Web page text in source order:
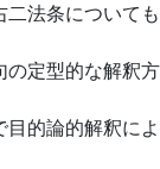
法条についても
の定型的な解釈方
的論的解釈によ